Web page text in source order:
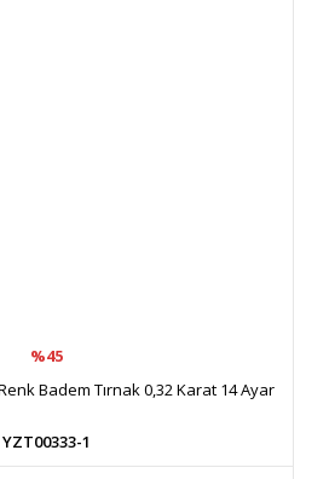
%45
Badem Tırnak 0,32 Karat 14 Ayar
YZT00333-1